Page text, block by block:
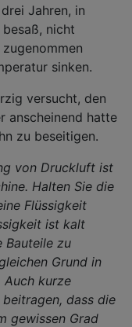
Jahren, in
nicht
sinken.
versucht, den
anscheinend hatte
zu beseitigen.
von Druckluft ist
Halten Sie die
Flüssigkeit
ist kalt
Bauteile zu
Grund in
Auch kurze
dass die
gewissen Grad